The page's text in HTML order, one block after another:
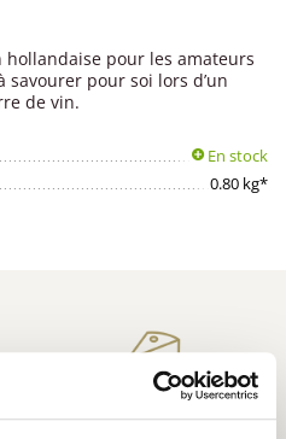
hollandaise pour les amateurs
pour soi lors d’un
de vin.
En stock
0.80 kg*
Fromagehollandais de